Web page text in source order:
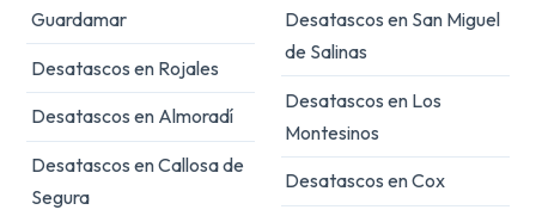
Guardamar
Desatascos en Rojales
Desatascos en Almoradí
Desatascos en Callosa de
Segura
Desatascos en San Miguel
de Salinas
Desatascos en Los
Montesinos
Desatascos en Cox